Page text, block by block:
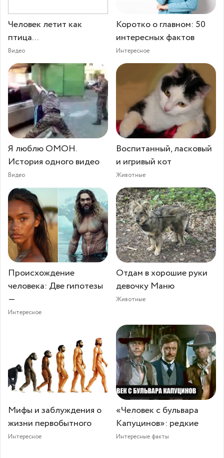
Человек летит как
птица...
Видео
Коротко о главном: 50
интересных фактов
Интересное
Я люблю ОМОН.
История одного видео
Видео
Воспитанный, ласковый
и игривый кот
Животные
Происхождение
человека: Две гипотезы
—
Интересное
Отдам в хорошие руки
девочку Маню
Животные
Мифы и заблуждения о
жизни первобытного
Интересное
«Человек с бульвара
Капуцинов»: редкие
Интересные факты